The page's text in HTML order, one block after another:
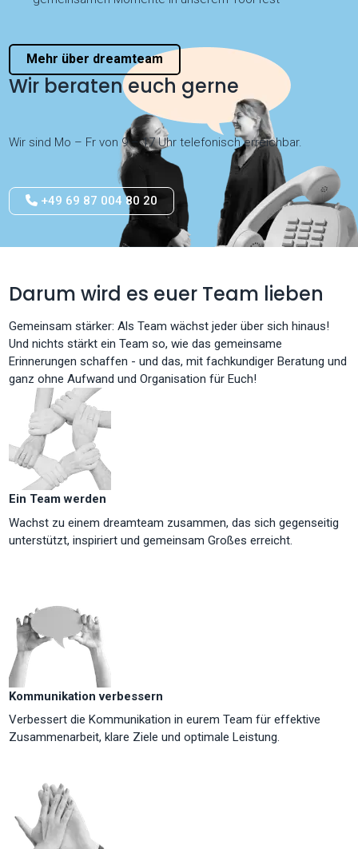
Mehr über dreamteam
Wir beraten euch gerne
Wir sind Mo – Fr von 9 – 17 Uhr telefonisch erreichbar.
+49 69 87 004 80 20
Darum wird es euer Team lieben
Gemeinsam stärker: Als Team wächst jeder über sich hinaus!
Und nichts stärkt ein Team so, wie das gemeinsame
Erinnerungen schaffen - und das, mit fachkundiger Beratung und
ganz ohne Aufwand und Organisation für Euch!
Ein Team werden
Wachst zu einem dreamteam zusammen, das sich gegenseitig
unterstützt, inspiriert und gemeinsam Großes erreicht.
Kommunikation verbessern
Verbessert die Kommunikation in eurem Team für effektive
Zusammenarbeit, klare Ziele und optimale Leistung.